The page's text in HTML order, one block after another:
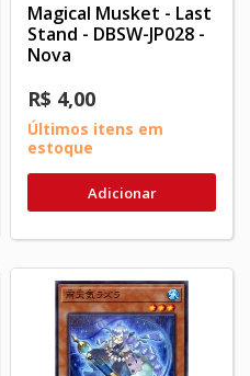
Magical Musket - Last
Stand - DBSW-JP028 -
Nova
R$ 4,00
Últimos itens em
estoque
Adicionar